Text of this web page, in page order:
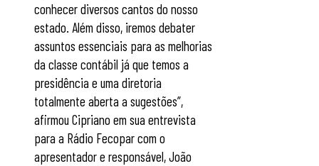
conhecer diversos cantos do nosso
estado. Além disso, iremos debater
assuntos essenciais para as melhorias
da classe contábil já que temos a
presidência e uma diretoria
totalmente aberta a sugestões”,
afirmou Cipriano em sua entrevista
para a Rádio Fecopar com o
apresentador e responsável, João